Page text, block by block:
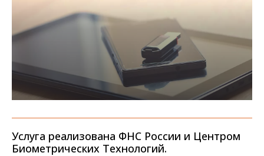
Услуга реализована ФНС России и Центром
Биометрических Технологий.